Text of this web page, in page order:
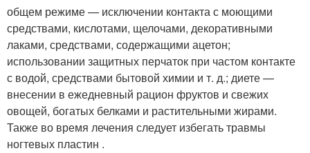
общем режиме — исключении контакта с моющими
средствами, кислотами, щелочами, декоративными
лаками, средствами, содержащими ацетон;
использовании защитных перчаток при частом контакте
с водой, средствами бытовой химии и т. д.; диете —
внесении в ежедневный рацион фруктов и свежих
овощей, богатых белками и растительными жирами.
Также во время лечения следует избегать травмы
ногтевых пластин .